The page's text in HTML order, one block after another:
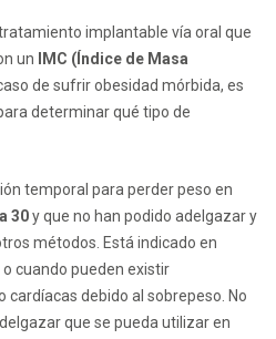
implantable vía oral que
un
IMC (Índice de Masa
de sufrir obesidad mórbida, es
determinar qué tipo de
temporal para perder peso en
30y que no han podido adelgazar y
métodos. Está indicado en
o cuando pueden existir
debido al sobrepeso. No
que se pueda utilizar en